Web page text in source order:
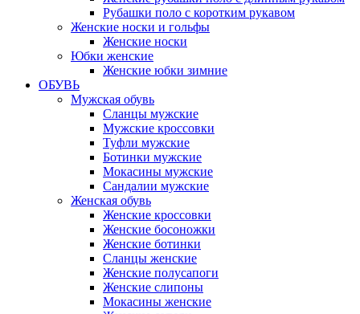
Рубашки поло с коротким рукавом
Женские носки и гольфы
Женские носки
Юбки женские
Женские юбки зимние
ОБУВЬ
Мужская обувь
Сланцы мужские
Мужские кроссовки
Туфли мужские
Ботинки мужские
Мокасины мужские
Сандалии мужские
Женская обувь
Женские кроссовки
Женские босоножки
Женские ботинки
Сланцы женские
Женские полусапоги
Женские слипоны
Мокасины женские